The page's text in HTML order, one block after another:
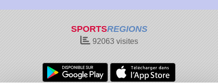
SPORTSREGIONS
92063visites